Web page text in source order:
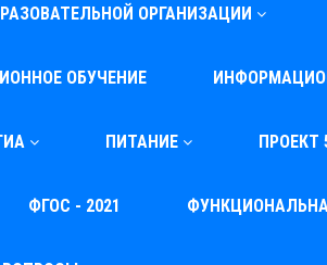
ОРГАНИЗАЦИИ
ОБУЧЕНИЕ
ПИТАНИЕ ПРОЕКТ
ФГОС - 2021